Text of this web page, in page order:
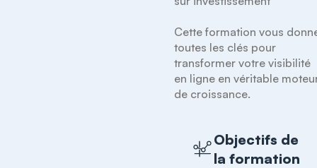
Cette formation vous
toutes les clés pour
transformer votre visibilité
en ligne en véritable
de croissance.
Objectifs de
la formation